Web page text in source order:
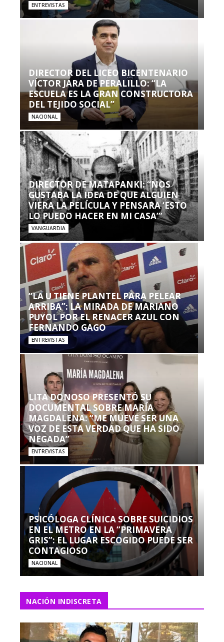
ENTREVISTAS
DIRECTOR DEL LICEO BICENTENARIO
VÍCTOR JARA DE PERALILLO: “LA
ESCUELA ES LA GRAN CONSTRUCTORA
DEL TEJIDO SOCIAL”
NACIONAL
DIRECTOR DE MATAPANKI: “NOS
GUSTABA LA IDEA DE QUE ALGUIEN
VIERA LA PELÍCULA Y PENSARA ‘ESTO
LO PUEDO HACER EN MI CASA’”
VANGUARDIA
“LA U TIENE PLANTEL PARA PELEAR
ARRIBA”: LA MIRADA DE MARIANO
PUYOL POR EL RENACER AZUL CON
FERNANDO GAGO
ENTREVISTAS
LITA DONOSO PRESENTÓ SU
DOCUMENTAL SOBRE MARÍA
MAGDALENA: “ME MUEVE SER UNA
VOZ DE ESTA VERDAD QUE HA SIDO
NEGADA”
ENTREVISTAS
PSICÓLOGA CLÍNICA SOBRE SUICIDIOS
EN EL METRO EN LA “PRIMAVERA
GRIS”: EL LUGAR ESCOGIDO PUEDE SER
CONTAGIOSO
NACIONAL
NACIÓN INDISCRETA